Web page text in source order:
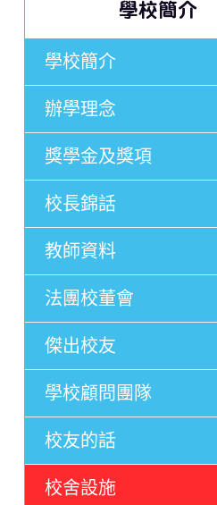
學校簡介
學校簡介
辦學理念
獎學金及獎項
校長錦話
教師資料
法團校董會
傑出校友
學校顧問團隊
校友的話
校舍設施